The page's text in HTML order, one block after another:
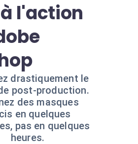
l'action
drastiquement le
post-production.
des masques
en quelques
pas en quelques
heures.